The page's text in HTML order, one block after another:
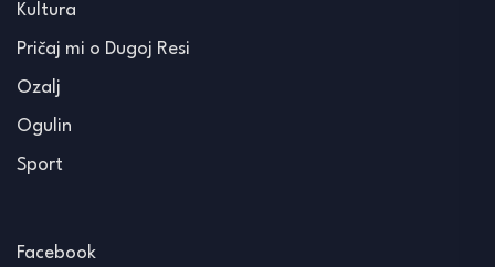
Kultura
Pričaj mi o Dugoj Resi
Ozalj
Ogulin
Sport
Facebook